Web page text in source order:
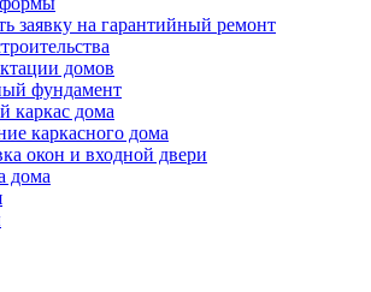
заявку на гарантийный ремонт
домов
фундамент
каркас дома
каркасного дома
окон и входной двери
дома